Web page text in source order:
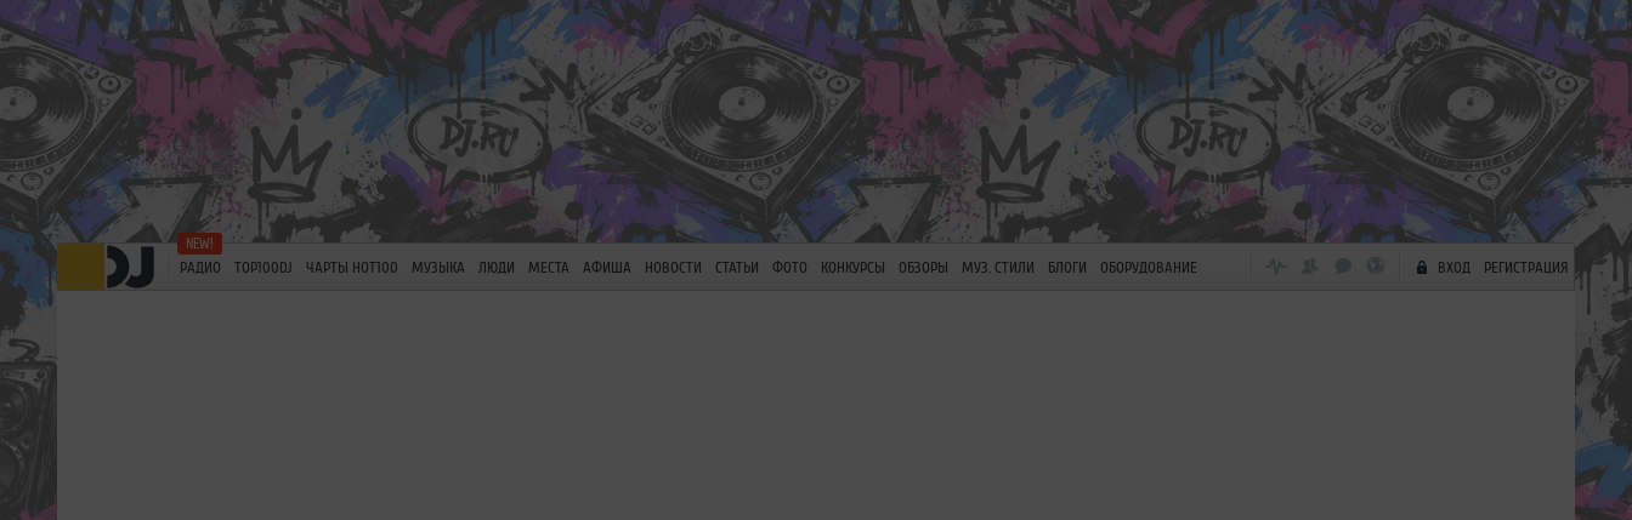
РАДИО TOP100DJ ЧАРТЫ HOT100 МУЗЫКА ЛЮДИ МЕСТА АФИША НОВОСТИ СТАТЬИ ФОТО КОНКУРСЫ ОБЗОРЫ МУЗ. СТИЛИ БЛОГИ ОБОРУДОВАНИЕ ВХОД РЕГИСТРАЦИЯ